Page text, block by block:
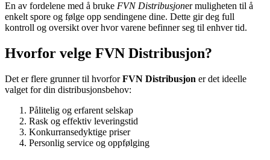
En av fordelene med å bruke FVN Distribusjoner muligheten til å
enkelt spore og følge opp sendingene dine. Dette gir deg full
kontroll og oversikt over hvor varene befinner seg til enhver tid.
Hvorfor velge FVN Distribusjon?
Det er flere grunner til hvorforFVN Distribusjon er det ideelle
valget for din distribusjonsbehov:
Pålitelig og erfarent selskap
Rask og effektiv leveringstid
Konkurransedyktige priser
Personlig service og oppfølging